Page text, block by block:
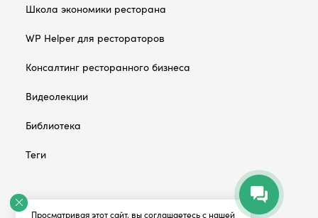
Школа экономики ресторана
WP Helper для рестораторов
Консалтинг ресторанного бизнеса
Видеолекции
Библиотека
Теги
© Welcomepro.ru, 2026
Просматривая этот сайт, вы соглашаетесь с нашей